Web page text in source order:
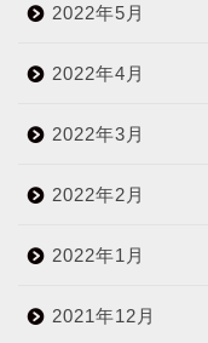
2022年5月
2022年4月
2022年3月
2022年2月
2022年1月
2021年12月